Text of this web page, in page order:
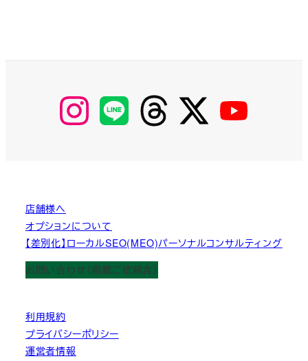
【Instagram】
MyKOBAKO
【LINE】 【threads】 【Twitter】
店舗様へ
オプションについて
【差別化】ローカルSEO(MEO)パーソナルコンサルティング
お問い合わせ（掲載ご依頼含）
利用規約
プライバシーポリシー
運営者情報